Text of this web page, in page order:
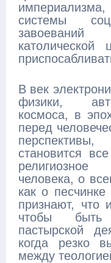
системы
католической
В век
физики,
космоса, в
перед
становится
человека, о
как о
признают, что
чтобы быть
пастырской
когда резко
между